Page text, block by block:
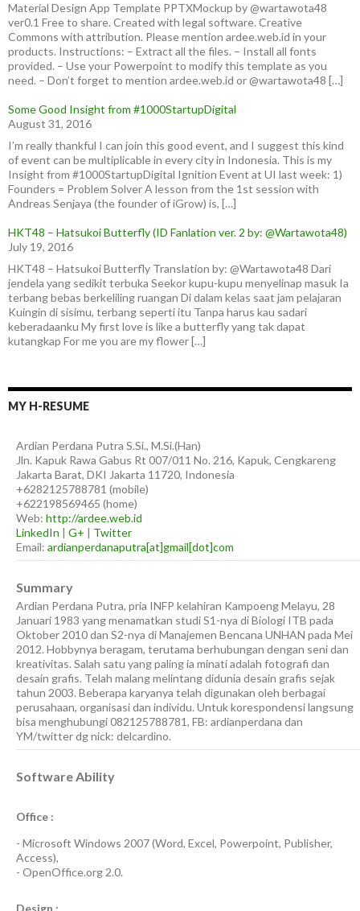
Material Design App Template PPTXMockup by @wartawota48
ver0.1 Free to share. Created with legal software. Creative
Commons with attribution. Please mention ardee.web.id in your
products. Instructions: – Extract all the files. – Install all fonts
provided. – Use your Powerpoint to modify this template as you
need. – Don’t forget to mention ardee.web.id or @wartawota48 […]
Some Good Insight from #1000StartupDigital
August 31, 2016
I’m really thankful I can join this good event, and I suggest this kind
of event can be multiplicable in every city in Indonesia. This is my
Insight from #1000StartupDigital Ignition Event at UI last week: 1)
Founders = Problem Solver A lesson from the 1st session with
Andreas Senjaya (the founder of iGrow) is, […]
HKT48 – Hatsukoi Butterfly (ID Fanlation ver. 2 by: @Wartawota48)
July 19, 2016
HKT48 – Hatsukoi Butterfly Translation by: @Wartawota48 Dari
jendela yang sedikit terbuka Seekor kupu-kupu menyelinap masuk Ia
terbang bebas berkeliling ruangan Di dalam kelas saat jam pelajaran
Kuingin di sisimu, terbang seperti itu Tanpa harus kau sadari
keberadaanku My first love is like a butterfly yang tak dapat
kutangkap For me you are my flower […]
MY H-RESUME
Ardian Perdana Putra S.Si., M.Si.(Han)
Jln. Kapuk Rawa Gabus Rt 007/011 No. 216, Kapuk, Cengkareng
Jakarta Barat, DKI Jakarta 11720, Indonesia
+6282125788781 (mobile)
+622198569465 (home)
Web: http://ardee.web.id
LinkedIn | G+ | Twitter
Email: ardianperdanaputra[at]gmail[dot]com
Summary
Ardian Perdana Putra, pria INFP kelahiran Kampoeng Melayu, 28
Januari 1983 yang menamatkan studi S1-nya di Biologi ITB pada
Oktober 2010 dan S2-nya di Manajemen Bencana UNHAN pada Mei
2012. Hobbynya beragam, terutama berhubungan dengan seni dan
kreativitas. Salah satu yang paling ia minati adalah fotografi dan
desain grafis. Telah malang melintang didunia desain grafis sejak
tahun 2003. Beberapa karyanya telah digunakan oleh berbagai
perusahaan, organisasi dan individu. Untuk korespondensi langsung
bisa menghubungi 082125788781, FB: ardianperdana dan
YM/twitter dg nick: delcardino.
Software Ability
Office :
- Microsoft Windows 2007(Word, Excel, Powerpoint, Publisher,
Access),
- OpenOffice.org 2.0.
Design :